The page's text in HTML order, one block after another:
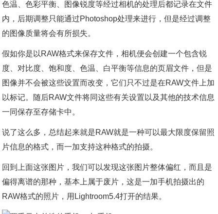
色温、色彩平衡、图像锐度等经过相机的处理后都记录在文件
内，后期调整只能通过Photoshop处理来进行，但是经过调整
的图像质量将会有所损失。
假如你是以RAW格式来保存文件，相机便会创建一个包含锐
度、对比度、饱和度、色温、白平衡等信息的页眉文件，但是
图像并不会被这些设置而改变，它们只不过是在RAW文件上加
以标记。随后RAW文件将同这些有关设置以及其他的技术信息
一同保存至存储卡中。
说了这么多，总结起来就是RAW就是一种可以最大限度保留照
片信息的格式，而一加支持这种格式的拍摄。
回到上面这张图片，我们可以发现这张图片整体偏红，而且是
偏得离谱的那种，基本上属于废片，这是一加手机拍摄出的
RAW格式的照片，用Lightroom5.4打开的结果。